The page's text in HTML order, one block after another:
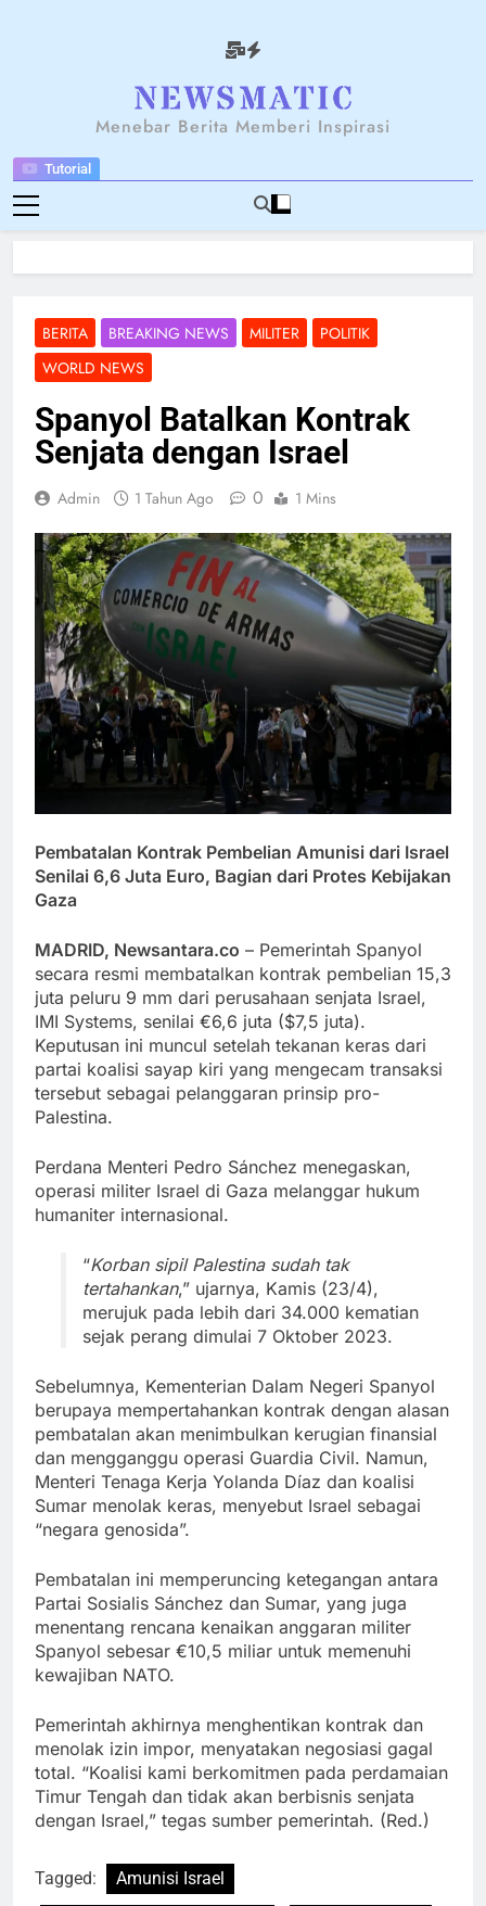
Tutorial
NEWSANTARA
Menebar Berita Memberi Inspirasi
BERITA BREAKING NEWS MILITER
POLITIK
WORLD NEWS
Spanyol Batalkan Kontrak
Senjata dengan Israel
Admin 1 Tahun Ago 0 1 Mins
Pembatalan Kontrak Pembelian Amunisi dari Israel
Senilai 6,6 Juta Euro, Bagian dari Protes Kebijakan
Gaza
MADRID, Newsantara.co – Pemerintah Spanyol
secara resmi membatalkan kontrak pembelian 15,3
juta peluru 9 mm dari perusahaan senjata Israel,
IMI Systems, senilai €6,6 juta ($7,5 juta).
Keputusan ini muncul setelah tekanan keras dari
partai koalisi sayap kiri yang mengecam transaksi
tersebut sebagai pelanggaran prinsip pro-
Palestina.
Perdana Menteri Pedro Sánchez menegaskan,
operasi militer Israel di Gaza melanggar hukum
humaniter internasional.
“Korban sipil Palestina sudah tak
tertahankan,” ujarnya, Kamis (23/4),
merujuk pada lebih dari 34.000 kematian
sejak perang dimulai 7 Oktober 2023.
Sebelumnya, Kementerian Dalam Negeri Spanyol
berupaya mempertahankan kontrak dengan alasan
pembatalan akan menimbulkan kerugian finansial
dan mengganggu operasi Guardia Civil. Namun,
Menteri Tenaga Kerja Yolanda Díaz dan koalisi
Sumar menolak keras, menyebut Israel sebagai
“negara genosida”.
Pembatalan ini memperuncing ketegangan antara
Partai Sosialis Sánchez dan Sumar, yang juga
menentang rencana kenaikan anggaran militer
Spanyol sebesar €10,5 miliar untuk memenuhi
kewajiban NATO.
Pemerintah akhirnya menghentikan kontrak dan
menolak izin impor, menyatakan negosiasi gagal
total. “Koalisi kami berkomitmen pada perdamaian
Timur Tengah dan tidak akan berbisnis senjata
dengan Israel,” tegas sumber pemerintah. (Red.)
Tagged:
Amunisi Israel